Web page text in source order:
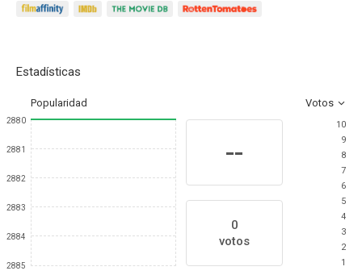
Estadísticas
Popularidad Votos
2880
2881
2882
2883
2884
2885
--
0
votos
10
9
8
7
6
5
4
3
2
1